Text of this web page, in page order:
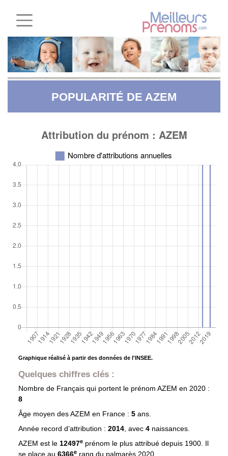
POPULARITÉ DE AZEM
Graphique réalisé à partir des données de l'INSEE.
Quelques chiffres clés :
Nombre de Français qui portent le prénom AZEM en 2020 :
8
Âge moyen desAZEM en France : 5 ans.
Année record d’attribution : 2014, avec 4 naissances.
AZEM est le 12497eprénom le plus attribué depuis 1900. Il
se place au 6366e rang du palmarès 2020.